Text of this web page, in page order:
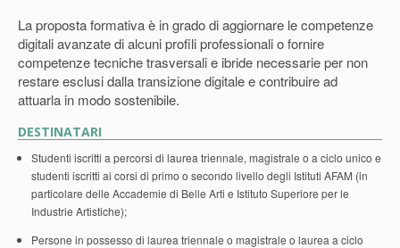
La proposta formativa è in grado di aggiornare le competenze
digitali avanzate di alcuni profili professionali o fornire
competenze tecniche trasversali e ibride necessarie per non
restare esclusi dalla transizione digitale e contribuire ad
attuarla in modo sostenibile.
DESTINATARI
Studenti iscritti a percorsi di laurea triennale, magistrale o a ciclo unico e
studenti iscritti ai corsi di primo o secondo livello degli Istituti AFAM (in
particolare delle Accademie di Belle Arti e Istituto Superiore per le
Industrie Artistiche);
Persone in possesso di laurea triennale o magistrale o laurea a ciclo